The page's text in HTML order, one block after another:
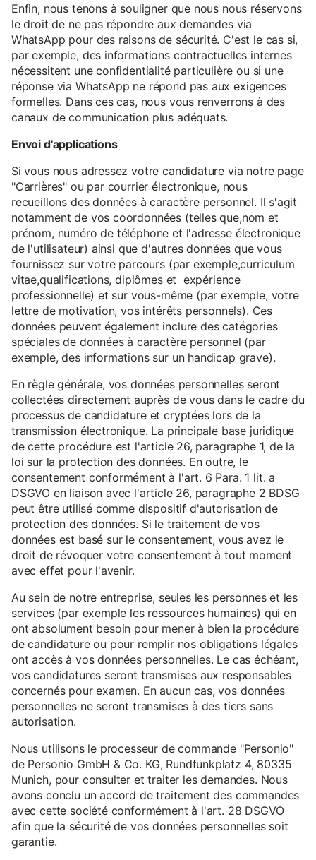
Enfin, nous tenons à souligner que nous nous réservons
le droit de ne pas répondre aux demandes via
WhatsApp pour des raisons de sécurité. C'est le cas si,
par exemple, des informations contractuelles internes
nécessitent une confidentialité particulière ou si une
réponse via WhatsApp ne répond pas aux exigences
formelles. Dans ces cas, nous vous renverrons à des
canaux de communication plus adéquats.
Envoi d'applications
Si vous nous adressez votre candidature via notre page
"Carrières" ou par courrier électronique, nous
recueillons des données à caractère personnel. Il s'agit
notamment de vos coordonnées (telles que,nom et
prénom, numéro de téléphone et l'adresse électronique
de l'utilisateur) ainsi que d'autres données que vous
fournissez sur votre parcours (par exemple,curriculum
vitae,qualifications, diplômes et expérience
professionnelle) et sur vous-même (par exemple, votre
lettre de motivation, vos intérêts personnels). Ces
données peuvent également inclure des catégories
spéciales de données à caractère personnel (par
exemple, des informations sur un handicap grave).
En règle générale, vos données personnelles seront
collectées directement auprès de vous dans le cadre du
processus de candidature et cryptées lors de la
transmission électronique. La principale base juridique
de cette procédure est l'article 26, paragraphe 1, de la
loi sur la protection des données. En outre, le
consentement conformément à l'art. 6 Para. 1 lit. a
DSGVO en liaison avec l'article 26, paragraphe 2 BDSG
peut être utilisé comme dispositif d'autorisation de
protection des données. Si le traitement de vos
données est basé sur le consentement, vous avez le
droit de révoquer votre consentement à tout moment
avec effet pour l'avenir.
Au sein de notre entreprise, seules les personnes et les
services (par exemple les ressources humaines) qui en
ont absolument besoin pour mener à bien la procédure
de candidature ou pour remplir nos obligations légales
ont accès à vos données personnelles. Le cas échéant,
vos candidatures seront transmises aux responsables
concernés pour examen. En aucun cas, vos données
personnelles ne seront transmises à des tiers sans
autorisation.
Nous utilisons le processeur de commande "Personio"
de Personio GmbH & Co. KG, Rundfunkplatz 4, 80335
Munich, pour consulter et traiter les demandes. Nous
avons conclu un accord de traitement des commandes
avec cette société conformément à l'art. 28 DSGVO
afin que la sécurité de vos données personnelles soit
garantie.